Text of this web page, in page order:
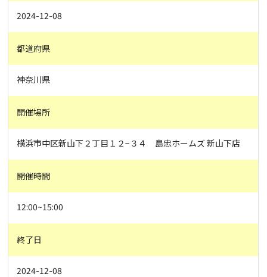
2024-12-08
都道府県
神奈川県
開催場所
横浜市中区新山下２丁目１２−３４ 島忠ホームズ 新山下店
開催時間
12:00~15:00
終了日
2024-12-08